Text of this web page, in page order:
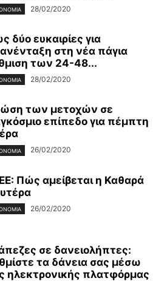
28/02/2020
δύο ευκαιρίες για
στη νέα πάγια
των 24-48...
28/02/2020
των μετοχών σε
επίπεδο για πέμπτη
26/02/2020
Πώς αμείβεται η Καθαρά
26/02/2020
σε δανειολήπτες:
τα δάνεια σας μέσω
ηλεκτρονικής πλατφόρμας